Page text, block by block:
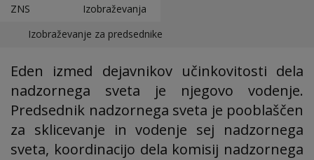
ZNS
Izobraževanja
Izobraževanje za predsednike
Eden izmed dejavnikov učinkovitosti dela
nadzornega sveta je njegovo vodenje.
Predsednik nadzornega sveta je pooblaščen
za sklicevanje in vodenje sej nadzornega
sveta, koordinacijo dela komisij nadzornega